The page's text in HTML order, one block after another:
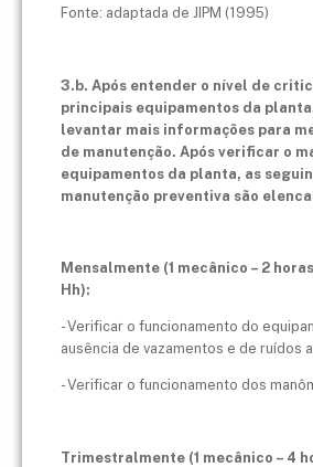
Fonte: adaptada de JIPM (1995)
3.b. Após entender o nível de
principais equipamentos da
levantar mais informações para
de manutenção. Após verificar o
equipamentos da planta, as
manutenção preventiva são
Mensalmente (1 mecânico – 2
Hh):
- Verificar o funcionamento do
ausência de vazamentos e de ruídos
- Verificar o funcionamento dos
Trimestralmente (1 mecânico – 4